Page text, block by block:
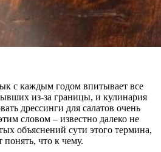
с каждым годом впитывает все
из-за границы, и кулинария
дрессинги для салатов очень
словом – известно далеко не
объяснений сути этого термина,
понять, что к чему.